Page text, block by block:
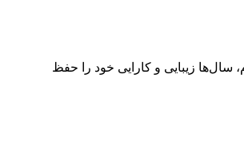
سال‌ها زیبایی و کارایی خود را حفظ